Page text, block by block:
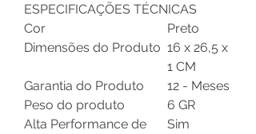
ESPECIFICAÇÕES TÉCNICAS
Cor
Preto
Dimensões do Produto 16 x 26,5 x
1 CM
Garantia do Produto
12 - Meses
Peso do produto
6 GR
Alta Performance de
Sim